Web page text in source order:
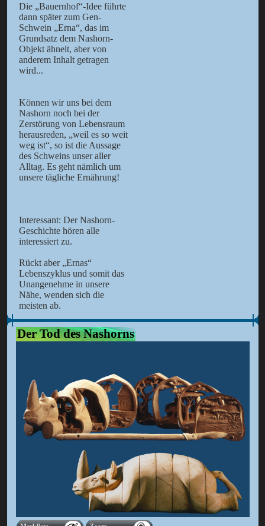
Die „Bauernhof“-Idee führte
dann später zum Gen-
Schwein „Erna“, das im
Grundsatz dem Nashorn-
Objekt ähnelt, aber von
anderem Inhalt getragen
wird...
Können wir uns bei dem
Nashorn noch bei der
Zerstörung von Lebensraum
herausreden, „weil es so weit
weg ist“, so ist die Aussage
des Schweins unser aller
Alltag. Es geht nämlich um
unsere tägliche Ernährung!
Interessant: Der Nashorn-
Geschichte hören alle
interessiert zu.
Rückt aber „Ernas“
Lebenszyklus und somit das
Unangenehme in unsere
Nähe, wenden sich die
meisten ab.
Der Tod des Nashorns